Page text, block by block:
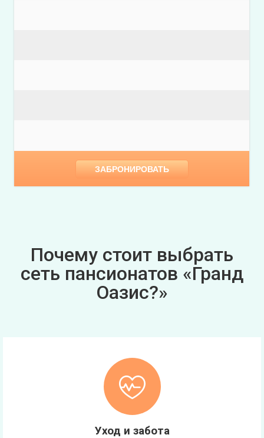
ЗАБРОНИРОВАТЬ
Почему стоит выбрать
сеть пансионатов «Гранд
Оазис?»
Уход и забота